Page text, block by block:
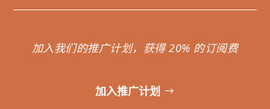
加入我们的推广计划，获得 20% 的订阅费
加入推广计划